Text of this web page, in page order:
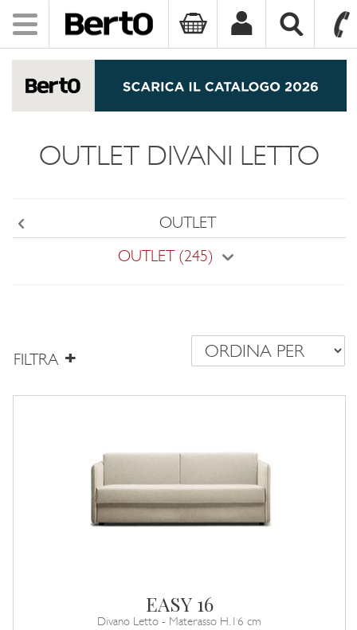
Toggle
navigation
OUTLET DIVANI LETTO
OUTLET
OUTLET (245)
FILTRA
EASY 16
Divano Letto - Materasso H.16 cm